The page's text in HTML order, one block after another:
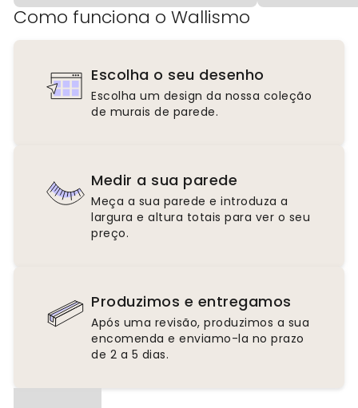
Como funciona o Wallismo
Escolha o seu desenho
Escolha um design da nossa coleção
de murais de parede.
Medir a sua parede
Meça a sua parede e introduza a
largura e altura totais para ver o seu
preço.
Produzimos e entregamos
Após uma revisão, produzimos a sua
encomenda e enviamo-la no prazo
de 2 a 5 dias.